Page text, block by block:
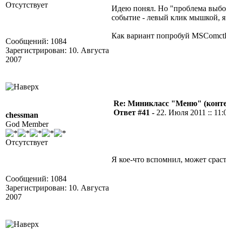
Отсутствует
Сообщений: 1084
Зарегистрирован: 10. Августа
2007
Идею понял. Но "проблема
событие - левый клик мышкой,
Как вариант попробуй
chessman
God Member
Отсутствует
Сообщений: 1084
Зарегистрирован: 10. Августа
2007
Re: Миникласс "Меню"
Ответ #41 - 22. Июля 2011 ::
Я кое-что вспомнил, может